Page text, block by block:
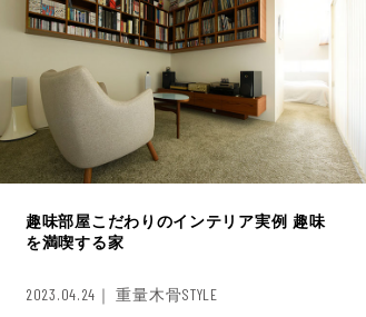
趣味部屋こだわりのインテリア実例 趣味
を満喫する家
2023.04.24｜ 重量木骨STYLE